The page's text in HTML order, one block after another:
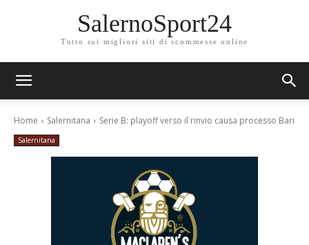
SalernoSport24
Tutto sui migliori siti di scommesse online
Home Salernitana Serie B: playoff verso il rinvio causa processo Bari
Salernitana